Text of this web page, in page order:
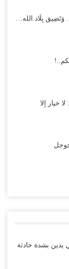
وَتَضِيق بِلَاد الله…
خيار إلا
يدين بشدة حادثة